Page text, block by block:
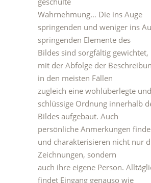
Wahrnehmung… Die ins Auge
springenden und weniger ins
springenden Elemente des
Bildes sind sorgfältig gewichtet,
mit der Abfolge der
in den meisten Fällen
zugleich eine wohlüberlegte und
schlüssige Ordnung innerhalb
Bildes aufgebaut. Auch
persönliche Anmerkungen
und charakterisieren nicht nur
Zeichnungen, sondern
auch ihre eigene Person.
findet Eingang genauso wie